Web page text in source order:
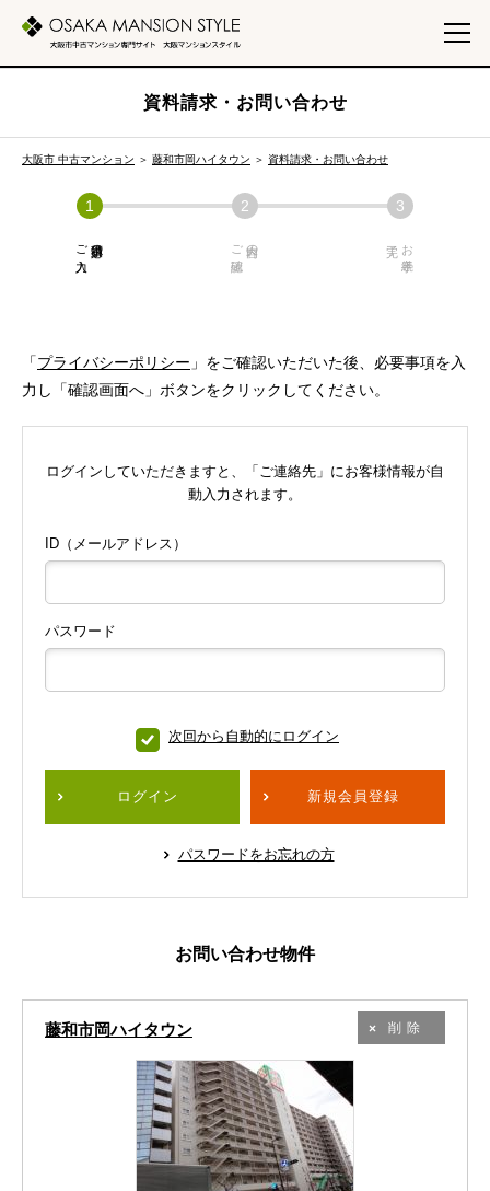
資料請求・お問い合わせ
大阪市 中古マンション ＞ 藤和市岡ハイタウン ＞ 資料請求・お問い合わせ
必須項目の
ご入力 内容の
ご確認 お手続き
「プライバシーポリシー 」をご確認いただいた後、必要事項を入
力し「確認画面へ」ボタンをクリックしてください。
ログインしていただきますと、「ご連絡先」にお客様情報が自
動入力されます。
ID（メールアドレス）
パスワード
次回から自動的にログイン
ログイン 新規会員登録
パスワードをお忘れの方
お問い合わせ物件
藤和市岡ハイタウン 削除